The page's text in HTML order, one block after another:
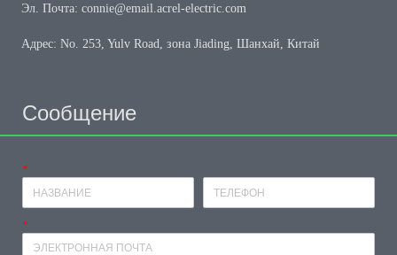
Эл. Почта: connie@email.acrel-electric.com
Адрес: No. 253, Yulv Road, зона Jiading, Шанхай, Китай
Сообщение
*Имя
*почтовый ящик